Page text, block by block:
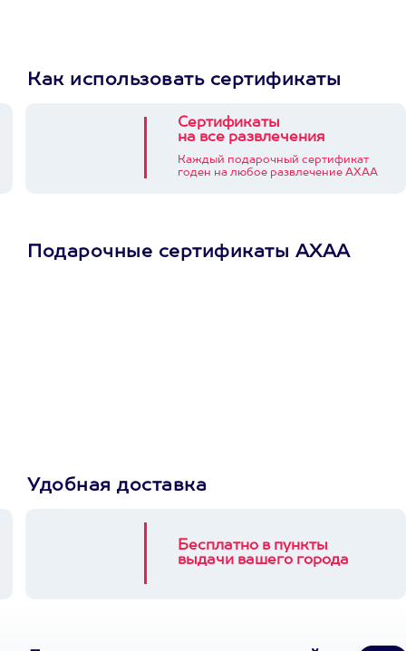
Как использовать сертификаты
Сертификаты
на все развлечения
Каждый подарочный сертификат
годен на любое развлечение АХАА
Подарочные сертификаты АХАА
Удобная доставка
Бесплатно в пункты
выдачи вашего города